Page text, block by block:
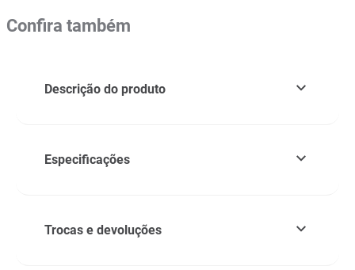
Confira também
Descrição do produto
Especificações
Trocas e devoluções